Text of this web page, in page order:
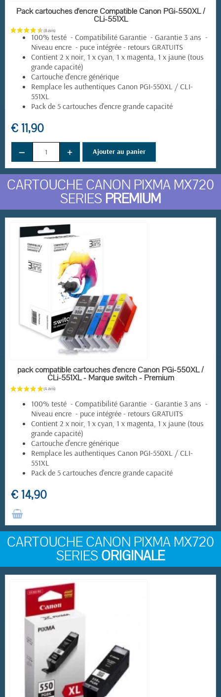
(7 avis)
EN STOCK
Pack cartouches d'encre Compatible Canon PGi-550XL /
CLi-551XL
100% testé - Compatibilité Garantie - Garantie 3 ans -
Niveau encre - puce intégrée - retours GRATUITS
Contient 2 x noir, 1 x cyan, 1 x magenta, 1 x jaune (tous
grande capacité)
Cartouche d'encre générique
Remplace les authentiques Canon PGI-550XL / CLI-
551XL
Pack de 5 cartouches d'encre grande capacité
€ 11,90
− + Ajouter au panier
CARTOUCHE CANON PIXMA MX720
SERIES PREMIUM
RUPTURE DE STOCK
pack compatible cartouches d'encre Canon PGi-550XL /
CLi-551XL - Marque switch - Premium
100% testé - Compatibilité Garantie - Garantie 3 ans -
Niveau encre - puce intégrée - retours GRATUITS
Contient 2 x noir, 1 x cyan, 1 x magenta, 1 x jaune (tous
grande capacité)
Cartouche d'encre générique
Remplace les authentiques Canon PGI-550XL / CLI-
551XL
Pack de 5 cartouches d'encre grande capacité
€ 14,90
CARTOUCHE CANON PIXMA MX720
SERIES ORIGINALE